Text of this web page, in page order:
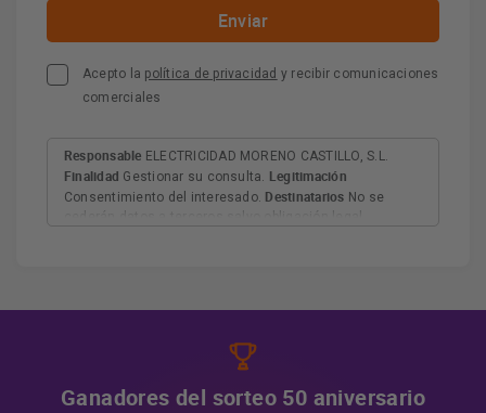
Acepto la política de privacidad y recibir comunicaciones
comerciales
Responsable ELECTRICIDAD MORENO CASTILLO, S.L.
Finalidad Gestionar su consulta. Legitimación
Consentimiento del interesado. Destinatarios No se
Ganadores del sorteo 50 aniversario